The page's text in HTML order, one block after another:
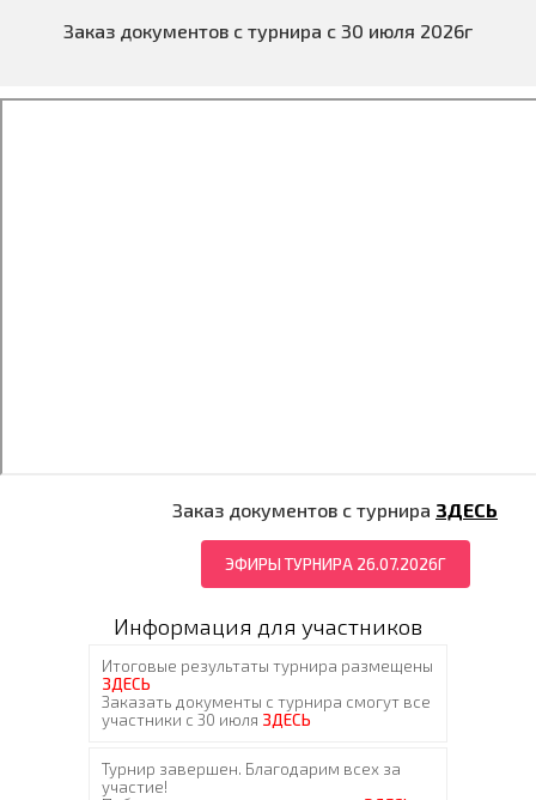
Заказ документов с турнира с 30 июля 2026г
Заказ документов с турнира ЗДЕСЬ
ЭФИРЫ ТУРНИРА 26.07.2026Г
Информация для участников